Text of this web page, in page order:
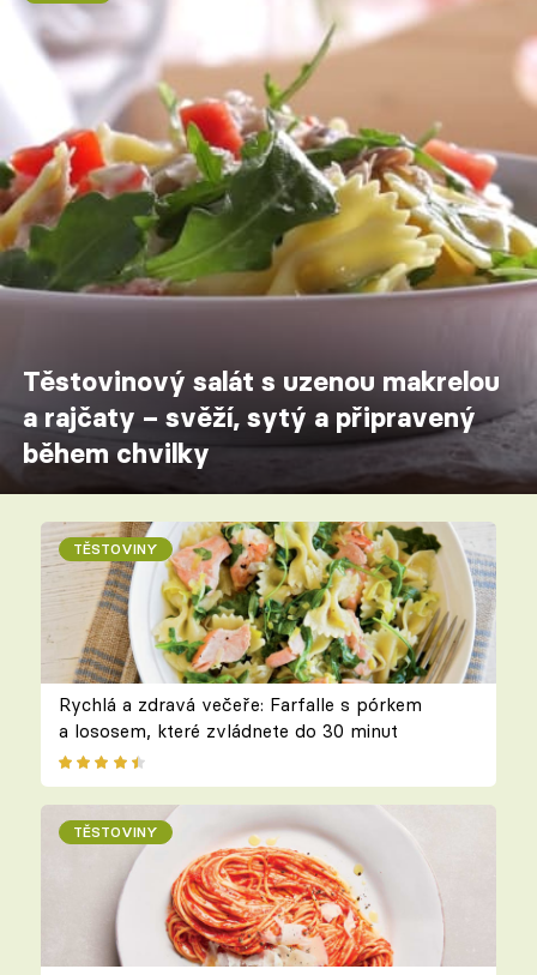
Těstovinový salát s uzenou makrelou
a rajčaty – svěží, sytý a připravený
během chvilky
TĚSTOVINY
Rychlá a zdravá večeře: Farfalle s pórkem
a lososem, které zvládnete do 30 minut
TĚSTOVINY